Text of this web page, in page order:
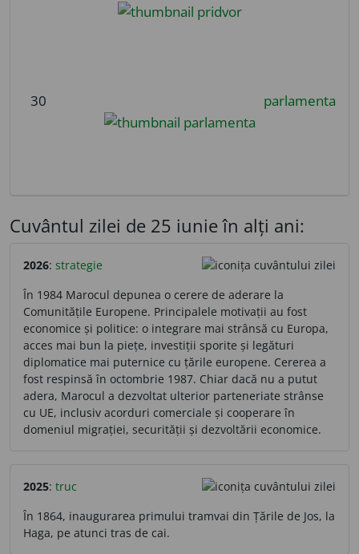
30 parlamenta
Cuvântul zilei de 25 iunie în alți ani:
2026: strategie
În 1984 Marocul depunea o cerere de aderare la
Comunitățile Europene. Principalele motivații au fost
economice și politice: o integrare mai strânsă cu Europa,
acces mai bun la piețe, investiții sporite și legături
diplomatice mai puternice cu țările europene. Cererea a
fost respinsă în octombrie 1987. Chiar dacă nu a putut
adera, Marocul a dezvoltat ulterior parteneriate strânse
cu UE, inclusiv acorduri comerciale și cooperare în
domeniul migrației, securității și dezvoltării economice.
2025: truc
În 1864, inaugurarea primului tramvai din Țările de Jos, la
Haga, pe atunci tras de cai.